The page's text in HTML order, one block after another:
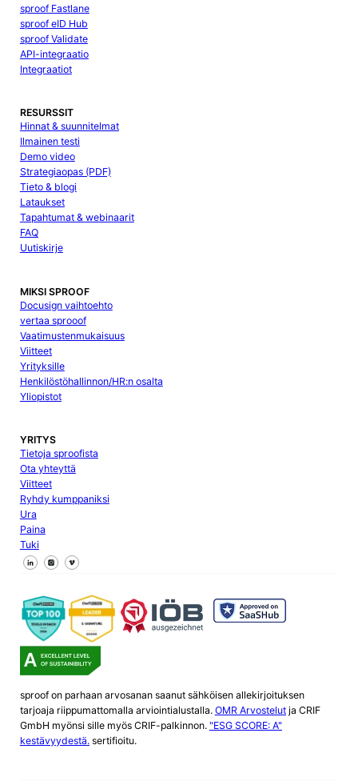
sproof Fastlane
sproof eID Hub
sproof Validate
API-integraatio
Integraatiot
RESURSSIT
Hinnat & suunnitelmat
Ilmainen testi
Demo video
Strategiaopas (PDF)
Tieto & blogi
Lataukset
Tapahtumat & webinaarit
FAQ
Uutiskirje
MIKSI SPROOF
Docusign vaihtoehto
vertaa sprooof
Vaatimustenmukaisuus
Viitteet
Yrityksille
Henkilöstöhallinnon/HR:n osalta
Yliopistot
YRITYS
Tietoja sproofista
Ota yhteyttä
Viitteet
Ryhdy kumppaniksi
Ura
Paina
Tuki
Seuraa meitä Facebookissa
Seuraa meitä X
Seuraa meitä LinkedInissä
sproof on parhaan arvosanan saanut sähköisen allekirjoituksen
tarjoaja riippumattomalla arviointialustalla. OMR Arvostelutja CRIF
GmbH myönsi sille myös CRIF-palkinnon. "ESG SCORE: A"
kestävyydestä.sertifioitu.